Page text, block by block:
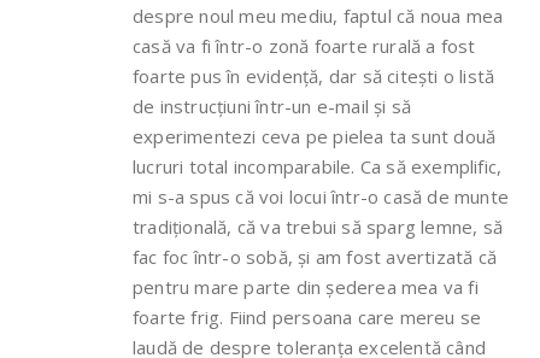
despre noul meu mediu, faptul că noua mea
casă va fi într-o zonă foarte rurală a fost
foarte pus în evidență, dar să citești o listă
de instrucțiuni într-un e-mail și să
experimentezi ceva pe pielea ta sunt două
lucruri total incomparabile. Ca să exemplific,
mi s-a spus că voi locui într-o casă de munte
tradițională, că va trebui să sparg lemne, să
fac foc într-o sobă, și am fost avertizată că
pentru mare parte din șederea mea va fi
foarte frig. Fiind persoana care mereu se
laudă de despre toleranța excelentă când